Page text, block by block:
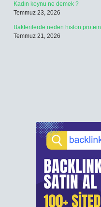
Kadın koynu ne demek ?
Temmuz 23, 2026
Bakterilerde neden histon
Temmuz 21, 2026